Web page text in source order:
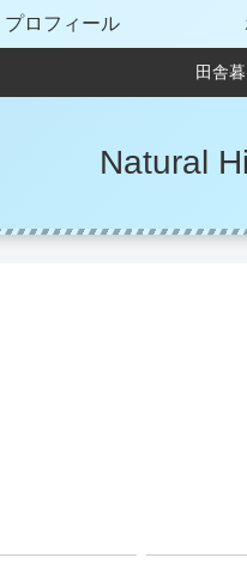
田舎
Natural
プロフィール